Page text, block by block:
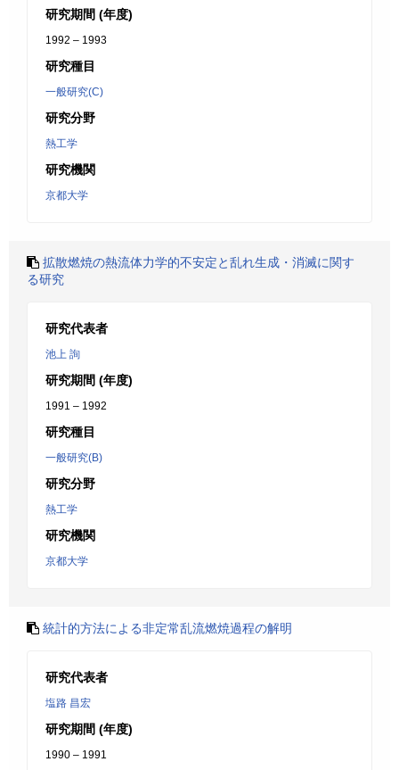
研究期間 (年度)
1992 – 1993
研究種目
一般研究(C)
研究分野
熱工学
研究機関
京都大学
拡散燃焼の熱流体力学的不安定と乱れ生成・消滅に関す
る研究
研究代表者
池上 詢
研究期間 (年度)
1991 – 1992
研究種目
一般研究(B)
研究分野
熱工学
研究機関
京都大学
統計的方法による非定常乱流燃焼過程の解明
研究代表者
塩路 昌宏
研究期間 (年度)
1990 – 1991